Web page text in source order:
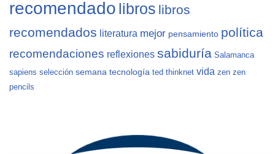
recomendado libros libros
recomendados literatura mejor pensamiento política
recomendaciones reflexiones sabiduría Salamanca
sapiens selección semana tecnología ted thinknet vida zen zen
pencils